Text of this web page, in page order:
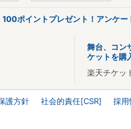
100ポイントプレゼント！アンケ
舞台、コン
ケットを購
楽天チケッ
護方針 社会的責任[CSR] 採用